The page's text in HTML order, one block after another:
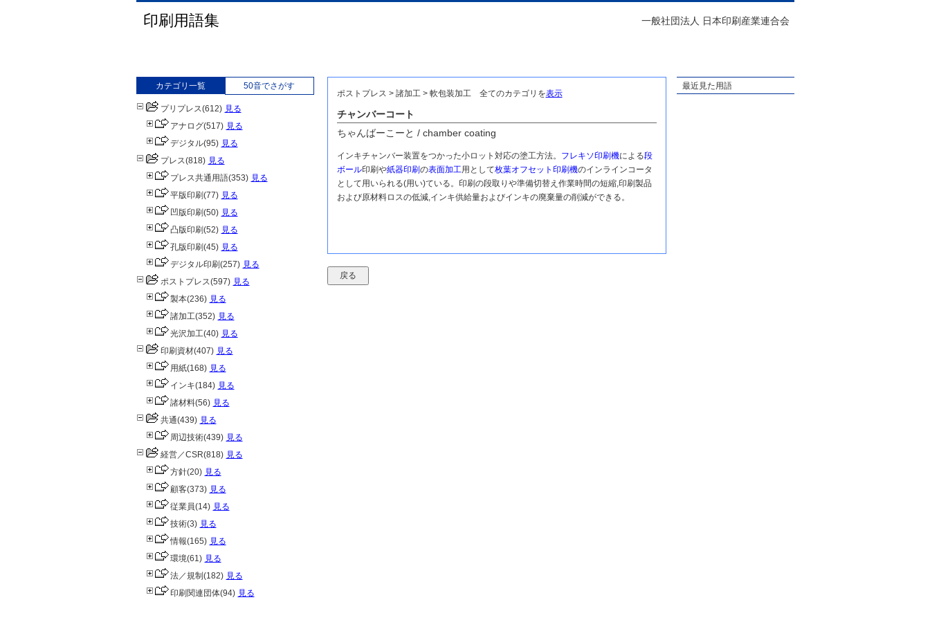
印刷用語集 一般社団法人 日本印刷産業連合会
カテゴリ一覧 50音でさがす
プリプレス(612) 見る
アナログ(517) 見る
デジタル(95) 見る
プレス(818) 見る
プレス共通用語(353) 見る
平版印刷(77) 見る
凹版印刷(50) 見る
凸版印刷(52) 見る
孔版印刷(45) 見る
デジタル印刷(257) 見る
ポストプレス(597) 見る
製本(236) 見る
諸加工(352) 見る
光沢加工(40) 見る
印刷資材(407) 見る
用紙(168) 見る
インキ(184) 見る
諸材料(56) 見る
共通(439) 見る
周辺技術(439) 見る
経営／CSR(818) 見る
方針(20) 見る
顧客(373) 見る
従業員(14) 見る
技術(3) 見る
情報(165) 見る
環境(61) 見る
法／規制 (182) 見る
印刷関連団体(94) 見る
ポストプレス > 諸加工 > 軟包装加工全てのカテゴリを表示
チャンバーコート
ちゃんばーこーと / chamber coating
インキチャンバー装置をつかった小ロット対応の塗工方法。 フレキソ印刷機による段
ボール印刷や紙器印刷の表面加工用として枚葉オフセット印刷機のインラインコータ
として用いられる(用い)ている。印刷の段取りや準備切替え作業時間の短縮,印刷製品
および原材料ロスの低減,インキ供給量およびインキの廃棄量の削減ができる。
最近見た用語